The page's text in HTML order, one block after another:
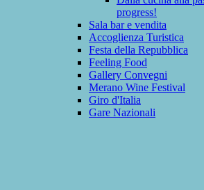
progress!
Sala bar e vendita
Accoglienza Turistica
Festa della Repubblica
Feeling Food
Gallery Convegni
Merano Wine Festival
Giro d'Italia
Gare Nazionali